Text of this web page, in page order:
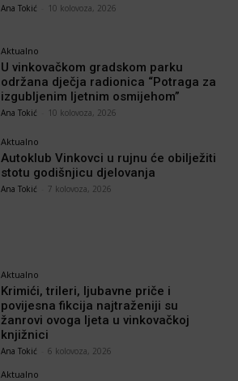
Ana Tokić 10 kolovoza, 2026
Aktualno
U vinkovačkom gradskom parku
održana dječja radionica “Potraga za
izgubljenim ljetnim osmijehom”
Ana Tokić 10 kolovoza, 2026
Aktualno
Autoklub Vinkovci u rujnu će obilježiti
stotu godišnjicu djelovanja
Ana Tokić 7 kolovoza, 2026
Aktualno
Krimići, trileri, ljubavne priče i
povijesna fikcija najtraženiji su
žanrovi ovoga ljeta u vinkovačkoj
knjižnici
Ana Tokić 6 kolovoza, 2026
Aktualno